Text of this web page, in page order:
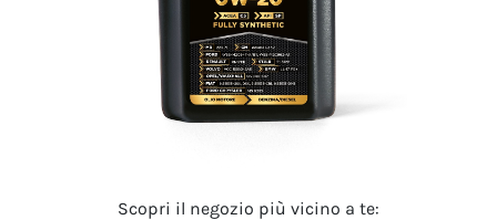
Scopri il negozio più vicino a te: